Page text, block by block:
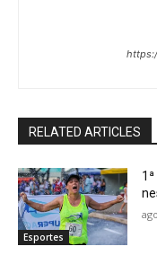
RELATED ARTICLES
Esportes